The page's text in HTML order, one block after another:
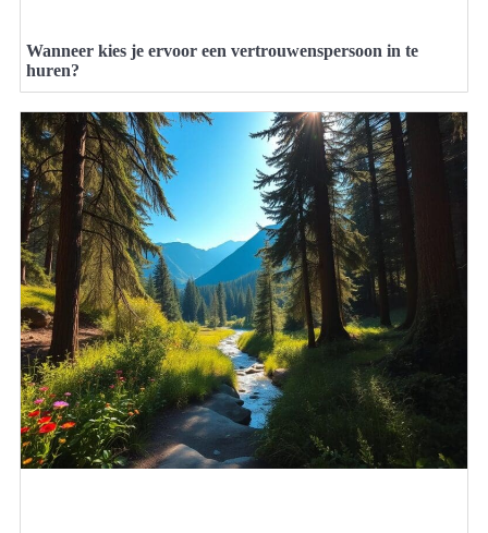
Wanneer kies je ervoor een vertrouwenspersoon in te
huren?